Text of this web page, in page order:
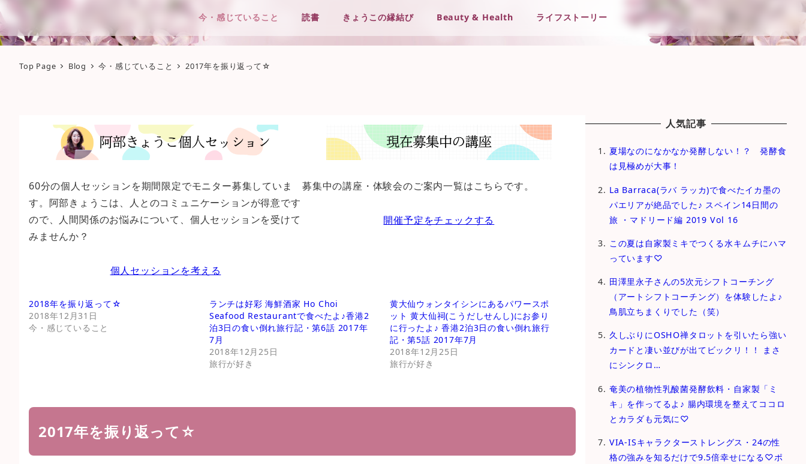
今・感じていること 読書 きょうこの縁結び Beauty & Health ライフストーリー
Top Page Blog 今・感じていること 2017年を振り返って☆
60分の個人セッションを期間限定でモニター募集していま
す。阿部きょうこは、人とのコミュニケーションが得意です
ので、人間関係のお悩みについて、個人セッションを受けて
みませんか？
個人セッションを考える
募集中の講座・体験会のご案内一覧はこちらです。
開催予定をチェックする
2018年を振り返って☆
2018年12月31日
今・感じていること
ランチは好彩 海鮮酒家 Ho Choi
Seafood Restaurantで食べたよ♪香港2
泊3日の食い倒れ旅行記・第6話 2017年
7月
2018年12月25日
旅行が好き
黄大仙ウォンタイシンにあるパワースポ
ット 黄大仙祠(こうだしせんし)にお参り
に行ったよ♪ 香港2泊3日の食い倒れ旅行
記・第5話 2017年7月
2018年12月25日
旅行が好き
2017年を振り返って☆
人気記事
夏場なのになかなか発酵しない！？ 発酵食
は見極めが大事！
La Barraca(ラバ ラッカ)で食べたイカ墨の
パエリアが絶品でした♪ スペイン14日間の
旅 ・マドリード編 2019 Vol 16
この夏は自家製ミキでつくる水キムチにハマ
っています♡
田澤里永子さんの5次元シフトコーチング
（アートシフトコーチング）を体験したよ♪
鳥肌立ちまくりでした（笑）
久しぶりにOSHO禅タロットを引いたら強い
カードと凄い並びが出てビックリ！！ まさ
にシンクロ…
奄美の植物性乳酸菌発酵飲料・自家製「ミ
キ」を作ってるよ♪ 腸内環境を整えてココロ
とカラダも元気に♡
VIA-ISキャラクターストレングス・24の性
格の強みを知るだけで9.5倍幸せになる♡ポ